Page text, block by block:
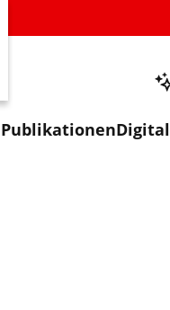
PublikationenDigital